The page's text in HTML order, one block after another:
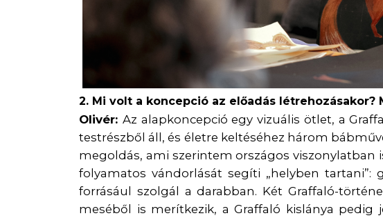
2. Mi volt a koncepció az előadás létrehozásakor?
Olivér: Az alapkoncepció egy vizuális ötlet, a
testrészből áll, és életre keltéséhez három
megoldás, ami szerintem országos
folyamatos vándorlását segíti „helyben
forrásául szolgál a darabban. Két Graffaló-
meséből is merítkezik, a Graffaló kislánya pedig